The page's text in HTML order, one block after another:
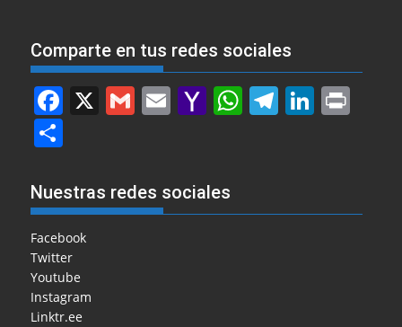
Comparte en tus redes sociales
F
e
b
o
o
k
X G
l
E
l
Y
o
o
W
A
T
a
Li
dI
ar
e
Nuestras redes sociales
Facebook
Twitter
Youtube
Instagram
Linktr.ee